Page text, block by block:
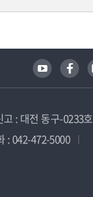
: 대전 동구-0233호
: 042-472-5000